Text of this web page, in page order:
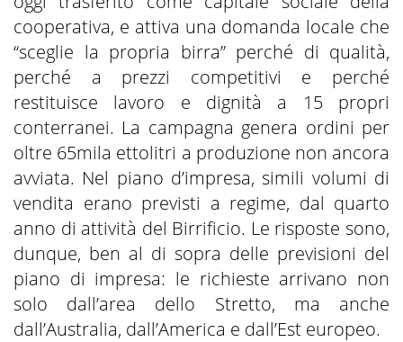
cooperativa, e attiva una domanda locale che
“sceglie la propria birra” perché di qualità,
perché a prezzi competitivi e perché
restituisce lavoro e dignità a 15 propri
conterranei. La campagna genera ordini per
oltre 65mila ettolitri a produzione non ancora
avviata. Nel piano d’impresa, simili volumi di
vendita erano previsti a regime, dal quarto
anno di attività del Birrificio. Le risposte sono,
dunque, ben al di sopra delle previsioni del
piano di impresa: le richieste arrivano non
solo dall’area dello Stretto, ma anche
dall’Australia, dall’America e dall’Est europeo.